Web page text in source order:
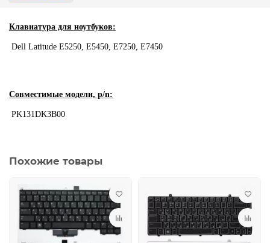
Клавиатура для ноутбуков:
Dell Latitude E5250, E5450, E7250, E7450
Совместимые модели, p/n:
PK131DK3B00
Похожие товары